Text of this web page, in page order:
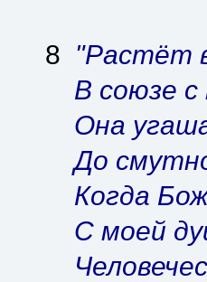
8 "Растёт
В союзе с
Она
До
Когда
С моей